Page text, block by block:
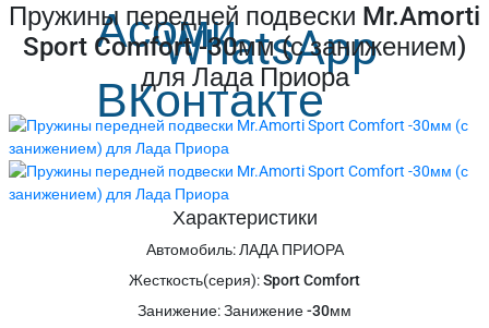
Пружины передней подвески Mr.Amorti
Sport Comfort -30мм (с занижением)
для Лада Приора
Характеристики
Автомобиль:ЛАДА ПРИОРА
Жесткость(серия):Sport Comfort
Занижение:Занижение -30мм